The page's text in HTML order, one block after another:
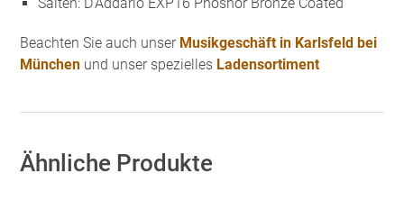
Beachten Sie auch unser Musikgeschäft in Karlsfeld bei
München und unser spezielles Ladensortiment
Ähnliche Produkte